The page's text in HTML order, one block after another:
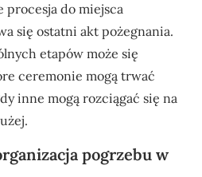
procesja do miejsca
się ostatni akt pożegnania.
etapów może się
ceremonie mogą trwać
inne mogą rozciągać się na
pogrzebu w